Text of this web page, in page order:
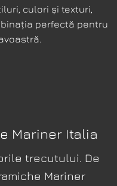
culori și texturi,
perfectă pentru
Mariner Italia
trecutului. De
Mariner